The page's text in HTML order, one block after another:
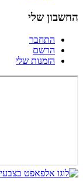
החשבון שלי
התחבר
הרשם
הזמנות שלי